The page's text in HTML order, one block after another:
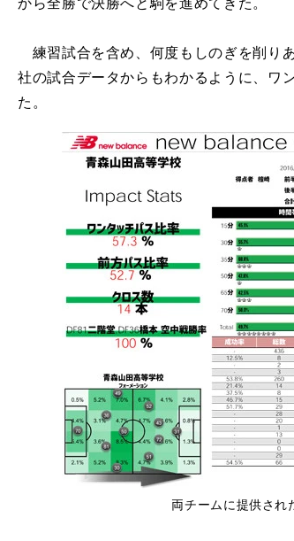
練習試合を含め、何度もしのぎを削り
社の試合データからもわかるように、ワ
た。
両チームに提供され